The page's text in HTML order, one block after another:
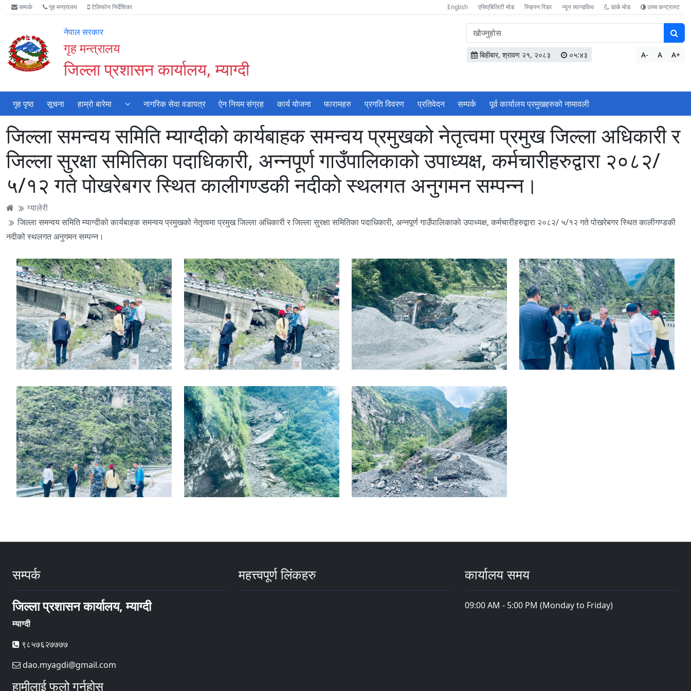
Accessibility
Mode
गर्नुहोस्
मुख्य
सामाग्री
मुख्य
नेभिगेसन
वेबसाइट
खोजमा
सम्पर्क गृह मन्त्रालय टेलिफोन निर्देशिका English एसिएबिलिटी मोड स्क्रिन रिडर न्यून व्यान्डविथ डार्क मोड उच्च कन्ट्रास्ट
नेपाल सरकार
गृह मन्त्रालय
जिल्ला प्रशासन कार्यालय, म्याग्दी
वेबसाइटमा
सामग्री
खोज्नुहोस
बिहीबार, श्रावण २१, २०८३ ०५:४३ A- A A+
गृह पृष्ठ सूचना हाम्रो बारेमा नागरिक सेवा वडापत्र ऐन नियम संग्रह कार्य योजना फारामहरु प्रगति विवरण प्रतिवेदन सम्पर्क पूर्व कार्यालय प्रमुखहरुको नामावली
जिल्ला समन्वय समिति म्याग्दीको कार्यबाहक समन्वय प्रमुखको नेतृत्वमा प्रमुख जिल्ला अधिकारी र
जिल्ला सुरक्षा समितिका पदाधिकारी, अन्नपूर्ण गाउँपालिकाको उपाध्यक्ष, कर्मचारीहरुद्वारा २०८२/
५/१२ गते पोखरेबगर स्थित कालीगण्डकी नदीको स्थलगत अनुगमन सम्पन्न।
ग्यालेरी
जिल्ला समन्वय समिति म्याग्दीको कार्यबाहक समन्वय प्रमुखको नेतृत्वमा प्रमुख जिल्ला अधिकारी र जिल्ला सुरक्षा समितिका पदाधिकारी, अन्नपूर्ण गाउँपालिकाको उपाध्यक्ष, कर्मचारीहरुद्वारा २०८२/ ५/१२ गते पोखरेबगर स्थित कालीगण्डकी
नदीको स्थलगत अनुगमन सम्पन्न।
सम्पर्क
जिल्ला प्रशासन कार्यालय, म्याग्दी
म्याग्दी
९८५७६२७७७७
dao.myagdi@gmail.com
हामीलाई फलो गर्नुहोस्
महत्त्वपूर्ण लिंकहरु कार्यालय समय
09:00 AM - 5:00 PM (Monday to Friday)